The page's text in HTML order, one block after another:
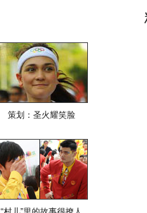
策划：圣火耀笑脸